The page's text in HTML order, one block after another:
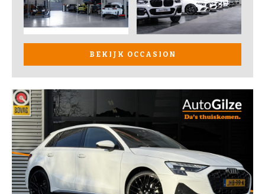
BEKIJK OCCASION